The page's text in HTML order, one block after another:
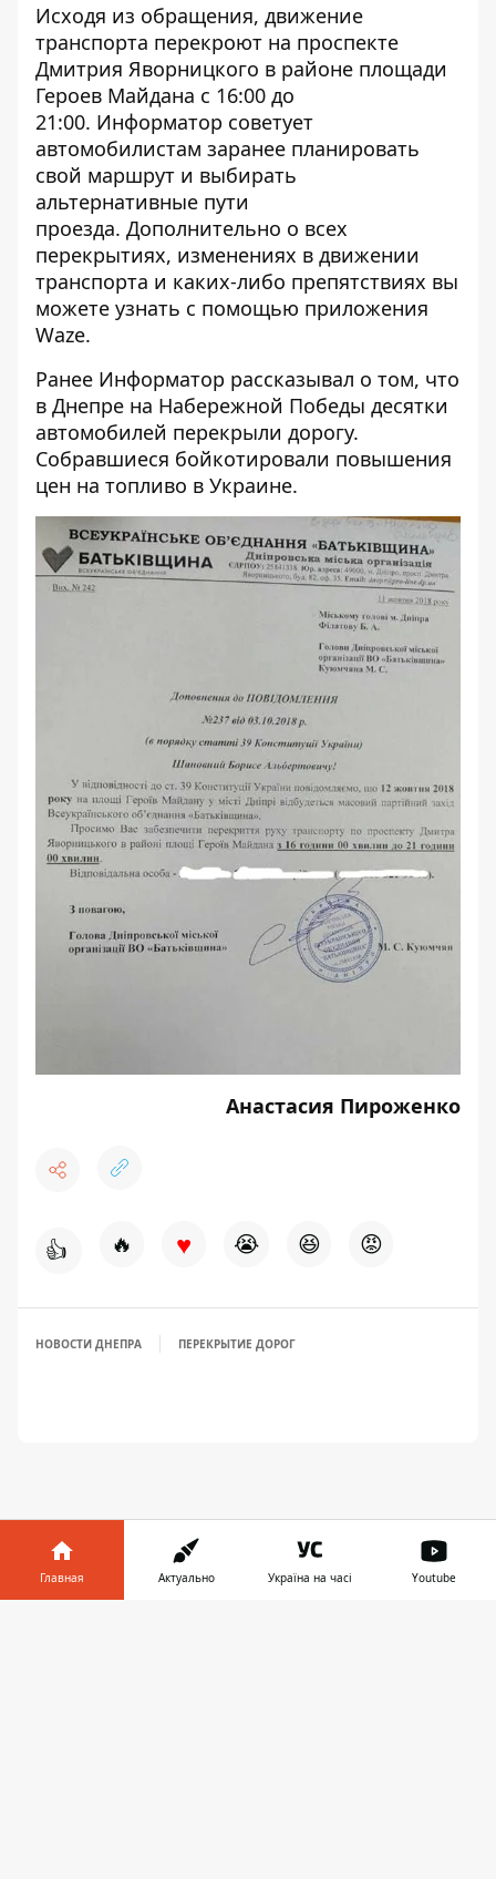
Исходя из обращения, движение
транспорта перекроют на проспекте
Дмитрия Яворницкого в районе площади
Героев Майдана с 16:00 до
21:00. Информатор советует
автомобилистам заранее планировать
свой маршрут и выбирать
альтернативные пути
проезда. Дополнительно о всех
перекрытиях, изменениях в движении
транспорта и каких-либо препятствиях вы
можете узнать с помощью приложения
Waze.
Ранее Информатор рассказывал о том, что
в Днепре на Набережной Победы десятки
автомобилей перекрыли дорогу.
Собравшиеся бойкотировали повышения
цен на топливо в Украине.
Анастасия Пироженко
👍 🔥 ♥ 😭 😆 😡
НОВОСТИ ДНЕПРА ПЕРЕКРЫТИЕ ДОРОГ
ПРЕДЛОЖИТЬ НОВОСТЬ
Главная Актуально Україна на часі Youtube